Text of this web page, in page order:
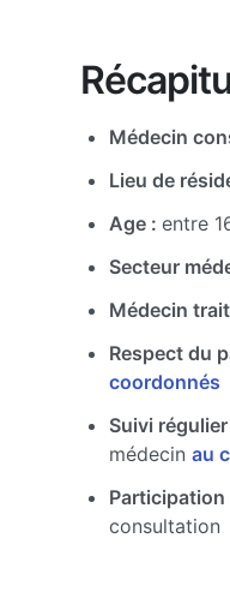
Médecin
Lieu de
Age : entre
Secteur
Médecin
Respect du
coordonnés
Suivi régulier
médecin au
consultation